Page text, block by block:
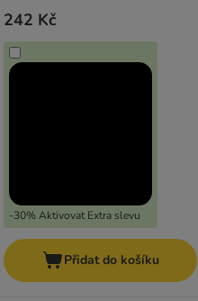
242 Kč
-30% Aktivovat Extra slevu
Přidat do košíku